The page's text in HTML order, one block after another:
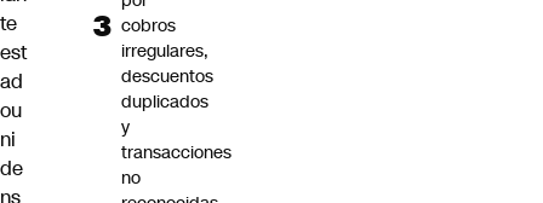
te
est
ad
ou
ni
de
cobros
irregulares,
descuentos
duplicados
y
transacciones
no